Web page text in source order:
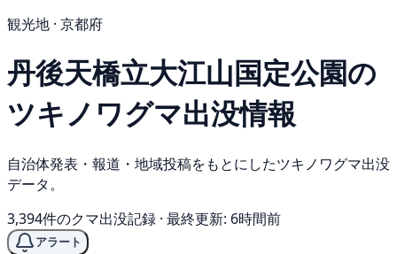
観光地 · 京都府
丹後天橋立大江山国定公園の
ツキノワグマ出没情報
自治体発表・報道・地域投稿をもとにしたツキノワグマ出没
データ。
3,394件のクマ出没記録 · 最終更新: 6時間前
アラート